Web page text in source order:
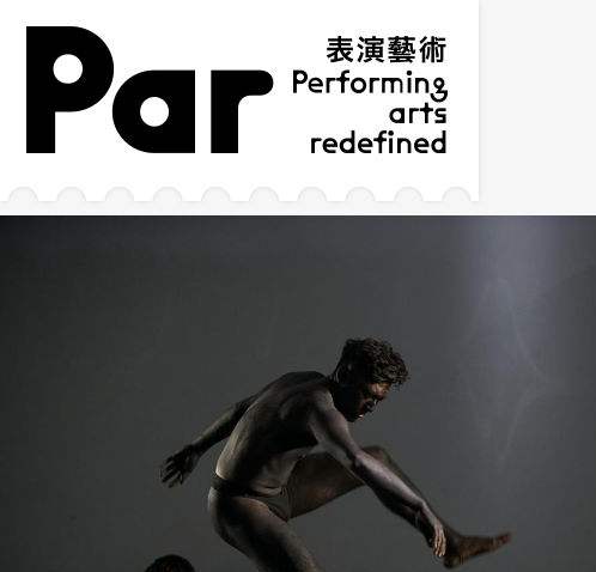
跳到主要内容区块
网站导览